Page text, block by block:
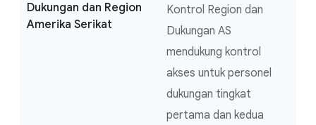
Dukungan dan Region
Amerika Serikat
Kontrol Region dan
Dukungan AS
mendukung kontrol
akses untuk personel
dukungan tingkat
pertama dan kedua